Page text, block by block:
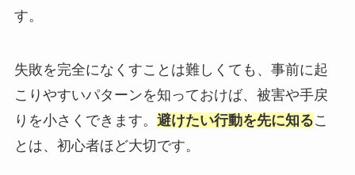
す。
失敗を完全になくすことは難しくても、事前に起
こりやすいパターンを知っておけば、被害や手戻
りを小さくできます。 避けたい行動を先に知るこ
とは、初心者ほど大切です。